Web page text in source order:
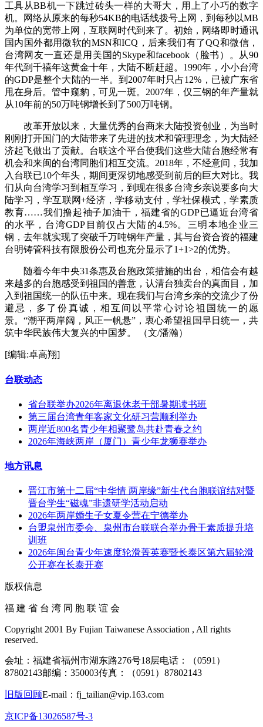
工具从BB机一下跳过砖头一样的大哥大，用上了小巧的数字
机。网络从原来的每秒54KB的电话线拨号上网，到每秒以MB
为单位的宽带上网，互联网时代到来了。初始，网络即时通讯
国内国外都用微软的MSN和ICQ，后来我们有了QQ和微信，
台湾网友一直还是用美国的Skype和facebook（脸书）。从90
年代到千禧年这黄金十年，大陆不断赶超。1990年，小小台湾
的GDP是整个大陆的一半。到2007年时只占12%，已被广东省
甩在身后。管中窥豹，可见一斑。2007年，仅三钢的年产量就
从10年前的50万吨钢增长到了500万吨钢。
改革开放以来，大量优秀的台商来大陆投资创业，为当时
刚刚打开国门的大陆带来了先进的技术和管理理念，为大陆经
济起飞做出了贡献。台联这个平台使我们这些大陆台胞经常有
机会和来闽的台湾同胞们相互交流。2018年，不经意间，我加
入台联已10个年头，期间更深切地感受到前后的巨大对比。我
们从向台湾学习到相互学习，到现在很多台湾乡亲说要多向大
陆学习，学互联网+经济，学移动支付，学社保模式，学素质
教育……我们撸起袖子加油干，福建省的GDP已逼近台湾省
的水平，台湾GDP目前仅占大陆的4.5%。三明本地企业三
钢，去年就实现了突破千万吨钢年产量，其与台资合资的福建
台明铸管科技有限股份公司也充分显示了1+1>2的优势。
随着今年中央31条惠及台胞政策措施的出台，相信会有越
来越多的台胞感受到祖国的善意，认清台独卖台的真面目，加
入到祖国统一的队伍中来。现在我们与台湾乡亲的交流少了份
避忌，多了份真诚，相互间以平常心讨论祖国统一的愿
景。“潮平两岸阔，风正一帆悬”，衷心希望祖国早日统一，共
筑中华民族伟大复兴的中国梦。 （文/潘瀚）
[编辑:卓高翔]
台联动态
省台联举办2026年离退休老干部暑期读书班
第三届台湾青年客家文化研习营顺利举办
两岸近800名青少年相聚鹭岛共赴青春之约
2026年海峡两岸（厦门）青少年龙狮赛举办
地方讯息
晋江市第十二届“中华情 两岸缘”新生代台胞联谊结对暨
晋台学生“磁魂”非遗研学活动启动
2026年两岸婚生子女夏令营在宁德举办
台盟泉州市委会、泉州市台联联合举办骨干素质提升培
训班
2026年闽台青少年速度轮滑菁英赛暨长泰区第六届轮滑
公开赛在长泰开赛
版权信息
福 建 省 台 湾 同 胞 联 谊 会
Copyright 2001 By Fujian Taiwanese Association , All rights
reserved.
会址：福建省福州市湖东路276号18层电话：（0591）
87802143邮编：350003传真：（0591）87802143
旧版回顾E-mail：fj_tailian@vip.163.com
京ICP备13026587号-3